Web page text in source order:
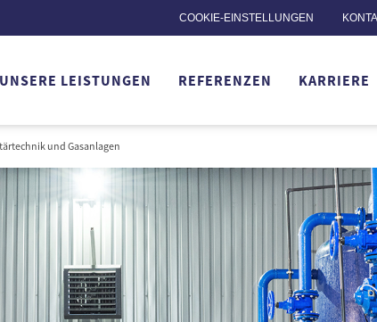
COOKIE-EINSTELLUNGEN
UNSERE LEISTUNGEN REFERENZEN KARRIERE
und Gasanlagen